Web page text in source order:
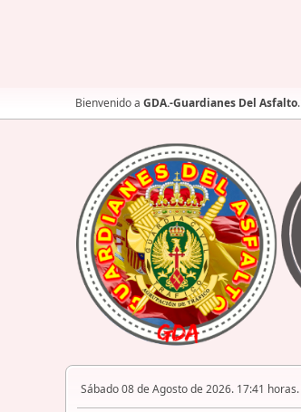
Bienvenido a GDA.-Guardianes Del Asfalto.
Sábado 08 de Agosto de 2026. 17:41 horas.